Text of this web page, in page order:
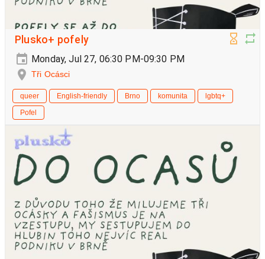
Plusko+ pofely
Monday, Jul 27, 06:30 PM-09:30 PM
Tři Ocásci
queer English-friendly Brno komunita
lgbtq+
Pofel